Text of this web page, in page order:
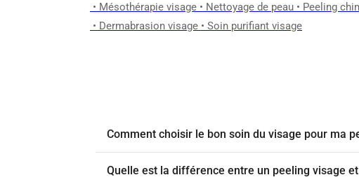
• Mésothérapie visage • Nettoyage de peau • Peeling
• Dermabrasion visage • Soin purifiant visage
Comment choisir le bon soin du visage pour ma
Quelle est la différence entre un peeling visage